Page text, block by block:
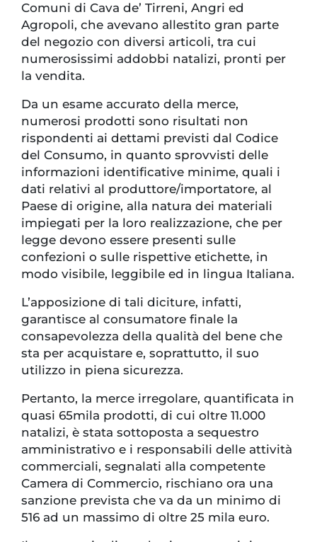
Comuni di Cava de’ Tirreni, Angri ed
Agropoli, che avevano allestito gran parte
del negozio con diversi articoli, tra cui
numerosissimi addobbi natalizi, pronti per
la vendita.
Da un esame accurato della merce,
numerosi prodotti sono risultati non
rispondenti ai dettami previsti dal Codice
del Consumo, in quanto sprovvisti delle
informazioni identificative minime, quali i
dati relativi al produttore/importatore, al
Paese di origine, alla natura dei materiali
impiegati per la loro realizzazione, che per
legge devono essere presenti sulle
confezioni o sulle rispettive etichette, in
modo visibile, leggibile ed in lingua Italiana.
L’apposizione di tali diciture, infatti,
garantisce al consumatore finale la
consapevolezza della qualità del bene che
sta per acquistare e, soprattutto, il suo
utilizzo in piena sicurezza.
Pertanto, la merce irregolare, quantificata in
quasi 65mila prodotti, di cui oltre 11.000
natalizi, è stata sottoposta a sequestro
amministrativo e i responsabili delle attività
commerciali, segnalati alla competente
Camera di Commercio, rischiano ora una
sanzione prevista che va da un minimo di
516 ad un massimo di oltre 25 mila euro.